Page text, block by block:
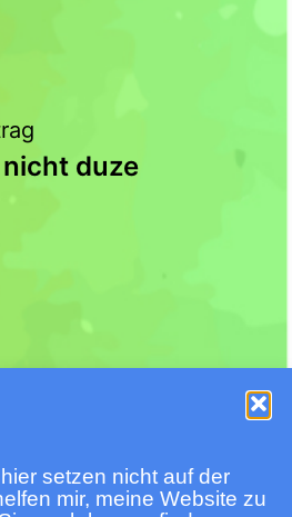
setzen nicht auf der
mir, meine Website zu
duze
AGB